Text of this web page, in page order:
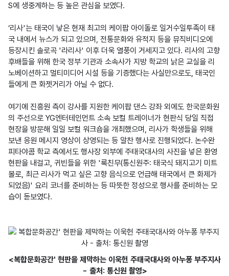
S에 생중계하는 등 높은 관심을 보였다.
‘리사'는 태국이 낳은 현재 최고의 케이팝 아이돌로 일거수일투족이 태
국 내에서 뉴스가 되고 있으며, 전통문화와 유적지 등을 뮤직비디오에
등장시킨 솔로곡 '라리사' 이후 더욱 열풍이 거세지고 있다. 리사의 고향
후배들을 위해 한국 정부 기관과 소속사가 지방 학교의 낡은 교실을 리
노베이션하고 멀티미디어 시설 등을 기증했다는 사실만으로도, 태국인
들에게 큰 화젯거리가 아닐 수 없다.
여기에 진흥원 측이 강사를 지원한 케이팝 댄스 강좌 외에도 한국문화원
의 주선으로 YG엔터테인먼트 소속 보컬 트레이너가 현판식 당일 직접
현장을 방문해 일일 보컬 워크숍을 개최했으며, 리사가 학생들을 위해
보낸 응원 메시지 영상이 상영되는 등 알찬 행사로 진행되었다. 논수완
피타야콤 학교 측에서도 행사장 외부에 주태국대사의 사진을 넣은 환영
현판을 내걸고, 귀빈들을 위한 '룩친무(통신원주: 태국식 돼지고기 미트
볼로, 최근 리사가 먹고 싶은 고향 음식으로 언급해 태국에서 큰 화제가
되었음)' 요리 코너를 준비하는 등 따뜻한 정성으로 행사를 준비하는 모
습이 돋보였다.
<복합문화공간' 현판을 제막하는 이욱헌 주태국대사와 아누퐁 부주지사
- 출처: 통신원 촬영>